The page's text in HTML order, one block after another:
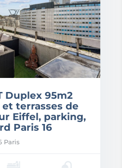
Duplex 95m2
terrasses de
Eiffel, parking,
Paris 16
Paris